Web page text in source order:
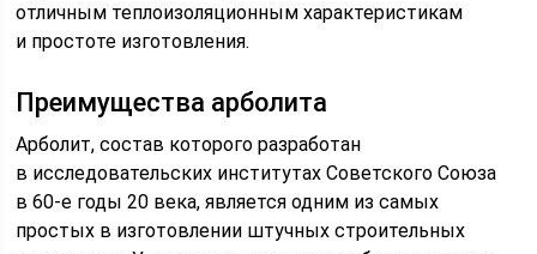
отличным теплоизоляционным характеристикам
и простоте изготовления.
Преимущества арболита
Арболит, состав которого разработан
в исследовательских институтах Советского Союза
в 60-е годы 20 века, является одним из самых
простых в изготовлении штучных строительных